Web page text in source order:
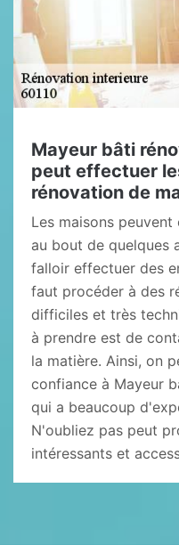
Mayeur bâti
peut effectuer
rénovation de
Les maisons
au bout de quelques
falloir effectuer des
faut procéder à des
difficiles et très
à prendre est de
la matière. Ainsi, on
confiance à Mayeur
qui a beaucoup
N'oubliez pas peut
intéressants et